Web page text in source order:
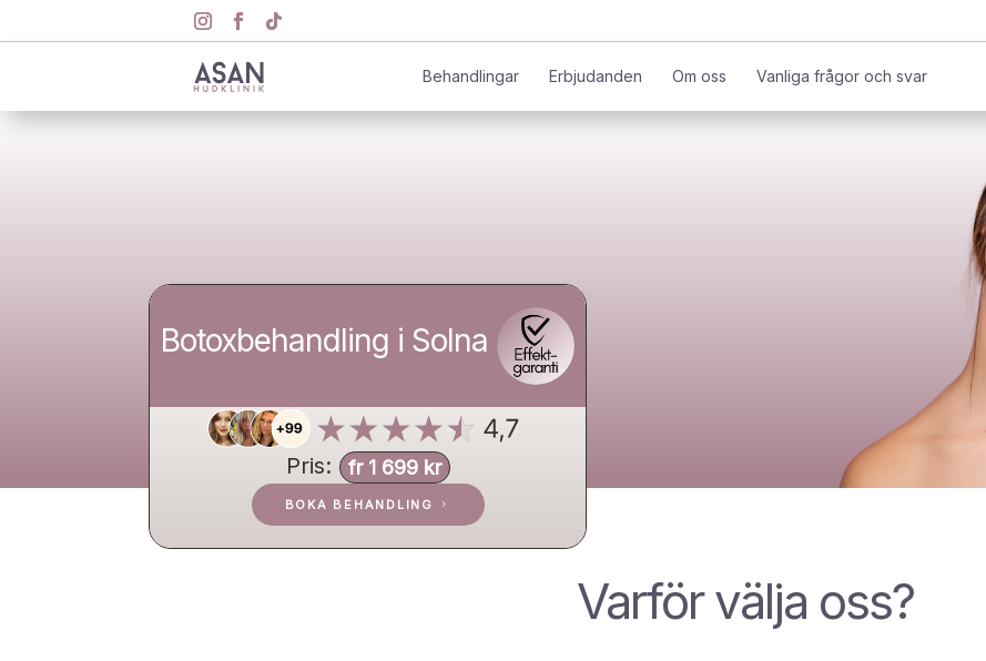
Behandlingar Erbjudanden Om oss Vanliga frågor och svar
Botoxbehandling i Solna
Pris: fr 1 699 kr
BOKA BEHANDLING
Varför välja oss?